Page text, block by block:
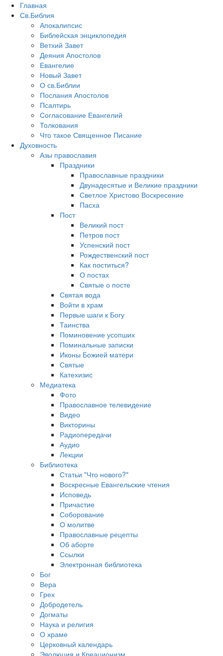
Главная
Св.Библия
Апокалипсис
Библейская энциклопедия
Ветхий Завет
Деяния Апостолов
Евангелие
Новый Завет
О св.Библии
Послания Апостолов
Псалтирь
Согласование Евангелий
Толкования
Что такое Священное Писание
Духовность
Азы православия
Праздники
Православные праздники
Двунадесятые и Великие праздники
Светлое Христово Воскресение
Пасха
Пост
Великий пост
Петров пост
Успенский пост
Рождественский пост
Как поститься?
О постах
Святые о посте
Святая вода
Войти в храм
Первые шаги к Богу
Таинства
Поминовение усопших
Поминальные записки
Иконы Божией матери
Святые
Катехизис
Медиатека
Фото
Православное телевидение
Видео
Викторины
Радиопередачи
Аудио
Лекции
Библиотека
Статьи "Что нового?"
Воскресные Евангельские чтения
Исповедь
Причастие
Соборование
О молитве
Православные рецепты
Об аборте
Ссылки
Электронная библиотека
Бог
Вера
Грех
Добродетель
Догматы
Наука и религия
О храме
Церковный календарь
Эволюция и Креационизм